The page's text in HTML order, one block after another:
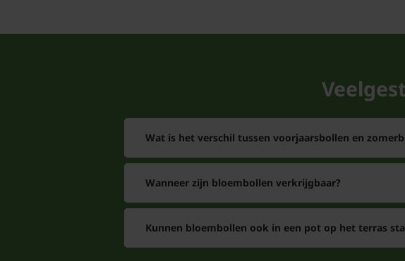
Wat is het verschil tussen voorjaarsbollen en
Wanneer zijn bloembollen verkrijgbaar?
Kunnen bloembollen ook in een pot op het terras